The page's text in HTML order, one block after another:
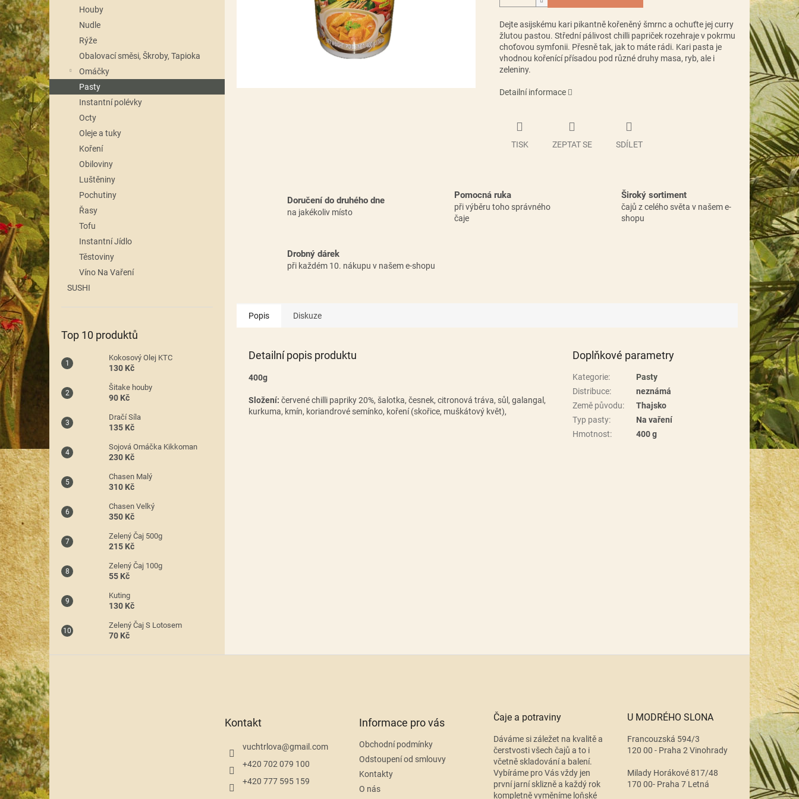
n
e
l
Houby
Nudle
Rýže
Obalovací směsi, Škroby, Tapioka
Omáčky
Pasty
Instantní polévky
Octy
Oleje a tuky
Koření
Obiloviny
Luštěniny
Pochutiny
Řasy
Tofu
Instantní Jídlo
Těstoviny
Víno Na Vaření
SUSHI
Top 10 produktů
Kokosový Olej KTC
130 Kč
Šitake houby
90 Kč
Dračí Síla
135 Kč
Sojová Omáčka Kikkoman
230 Kč
Chasen Malý
310 Kč
Chasen Velký
350 Kč
Zelený Čaj 500g
215 Kč
Zelený Čaj 100g
55 Kč
Kuting
130 Kč
Zelený Čaj S Lotosem
70 Kč
Dejte asijskému kari pikantně kořeněný šmrnc a ochuťte jej curry
žlutou pastou. Střední pálivost chilli papriček rozehraje v pokrmu
choťovou symfonii. Přesně tak, jak to máte rádi. Kari pasta je
vhodnou kořenící přísadou pod různé druhy masa, ryb, ale i
zeleniny.
Detailní informace
TISK ZEPTAT SE SDÍLET
Doručení do druhého dne
na jakékoliv místo
Pomocná ruka
při výběru toho správného
čaje
Široký sortiment
čajů z celého světa v našem e-
shopu
Drobný dárek
při každém 10. nákupu v našem e-shopu
Popis Diskuze
Detailní popis produktu
400g
Složení: červené chilli papriky 20%, šalotka, česnek, citronová tráva, sůl, galangal,
kurkuma, kmín, koriandrové semínko, koření (skořice, muškátový květ),
Doplňkové parametry
Kategorie:
Pasty
Distribuce:
neznámá
Země původu:
Thajsko
Typ pasty:
Na vaření
Hmotnost: 400 g
Z
á
p
a
t
í
Kontakt
vuchtrlova@gmail.com
+420 702 079 100
+420 777 595 159
Informace pro vás
Obchodní podmínky
Odstoupení od smlouvy
Kontakty
O nás
Čaje a potraviny
Dáváme si záležet na kvalitě a
čerstvosti všech čajů a to i
včetně skladování a balení.
Vybíráme pro Vás vždy jen
první jarní sklizně a každý rok
kompletně vyměníme loňské
U MODRÉHO SLONA
Francouzská 594/3
120 00 - Praha 2 Vinohrady
Milady Horákové 817/48
170 00- Praha 7 Letná